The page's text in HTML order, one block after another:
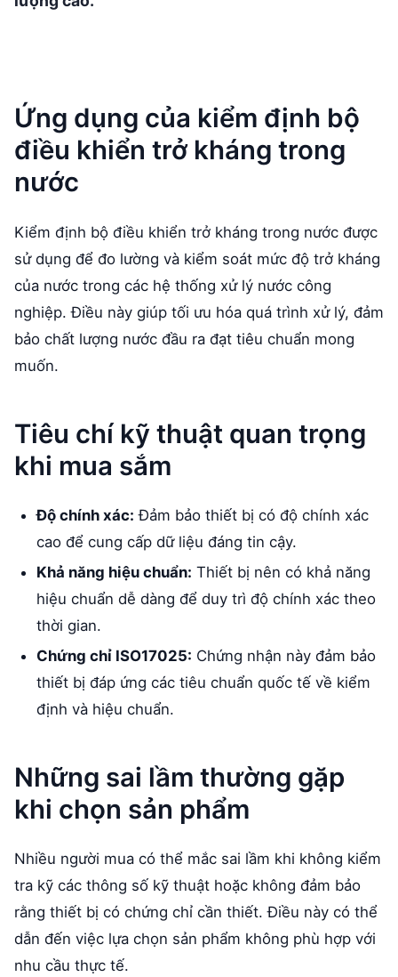
Ứng dụng của kiểm định bộ
điều khiển trở kháng trong
nước
Kiểm định bộ điều khiển trở kháng trong nước được
sử dụng để đo lường và kiểm soát mức độ trở kháng
của nước trong các hệ thống xử lý nước công
nghiệp. Điều này giúp tối ưu hóa quá trình xử lý, đảm
bảo chất lượng nước đầu ra đạt tiêu chuẩn mong
muốn.
Tiêu chí kỹ thuật quan trọng
khi mua sắm
Độ chính xác: Đảm bảo thiết bị có độ chính xác
cao để cung cấp dữ liệu đáng tin cậy.
Khả năng hiệu chuẩn: Thiết bị nên có khả năng
hiệu chuẩn dễ dàng để duy trì độ chính xác theo
thời gian.
Chứng chỉ ISO17025: Chứng nhận này đảm bảo
thiết bị đáp ứng các tiêu chuẩn quốc tế về kiểm
định và hiệu chuẩn.
Những sai lầm thường gặp
khi chọn sản phẩm
Nhiều người mua có thể mắc sai lầm khi không kiểm
tra kỹ các thông số kỹ thuật hoặc không đảm bảo
rằng thiết bị có chứng chỉ cần thiết. Điều này có thể
dẫn đến việc lựa chọn sản phẩm không phù hợp với
nhu cầu thực tế.